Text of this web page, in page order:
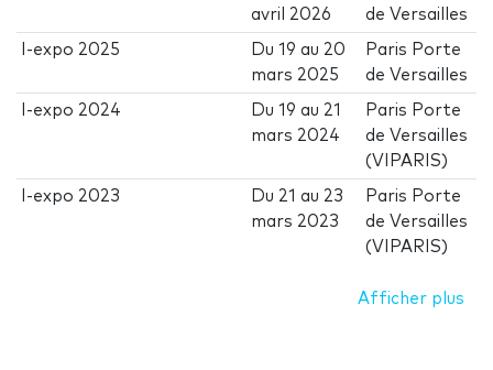
avril 2026
de Versailles
I-expo 2025 Du19 au 20
mars 2025
Paris Porte
de Versailles
I-expo 2024 Du19 au 21
mars 2024
Paris Porte
de Versailles
(VIPARIS)
I-expo 2023 Du 21 au 23
mars 2023
Paris Porte
de Versailles
(VIPARIS)
Afficher plus